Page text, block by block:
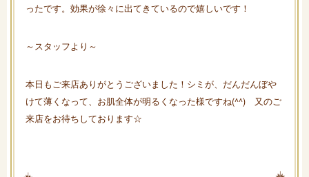
ったです。効果が徐々に出てきているので嬉しいです！
～スタッフより～
本日もご来店ありがとうございました！シミが、だんだんぼや
けて薄くなって、お肌全体が明るくなった様ですね(^^) 又のご
来店をお待ちしております☆